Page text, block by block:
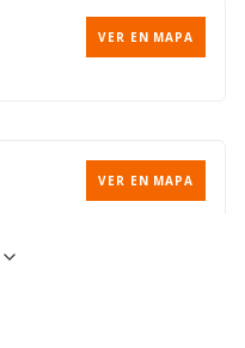
VER EN MAPA
VER EN MAPA